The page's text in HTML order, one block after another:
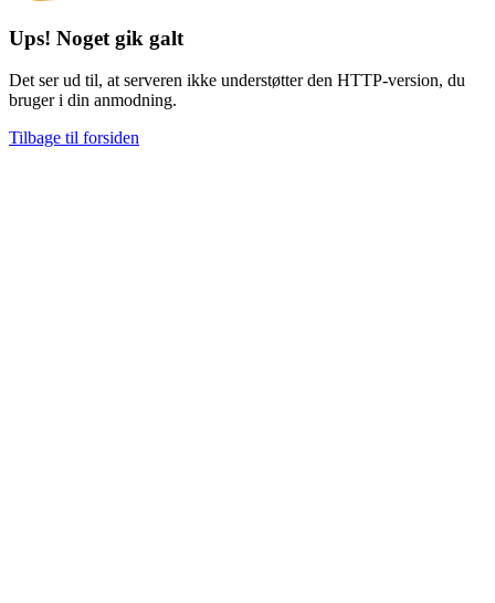
Ups! Noget gik galt
Det ser ud til, at serveren ikke understøtter den HTTP-version, du
bruger i din anmodning.
Tilbage til forsiden